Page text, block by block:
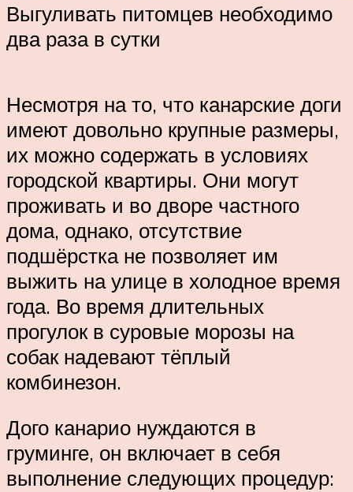
Выгуливать питомцев необходимо
два раза в сутки
Несмотря на то, что канарские доги
имеют довольно крупные размеры,
их можно содержать в условиях
городской квартиры. Они могут
проживать и во дворе частного
дома, однако, отсутствие
подшёрстка не позволяет им
выжить на улице в холодное время
года. Во время длительных
прогулок в суровые морозы на
собак надевают тёплый
комбинезон.
Дого канарио нуждаются в
груминге, он включает в себя
выполнение следующих процедур: